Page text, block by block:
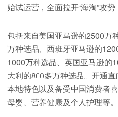
始试运营，全面拉开“海淘”攻势
包括来自美国亚马逊的2500万
万种选品、西班牙亚马逊的
1000万种选品、英国亚马逊的
大利的800多万种选品。开通
本地特色以及备受中国消费者
母婴、营养健康及个人护理等。